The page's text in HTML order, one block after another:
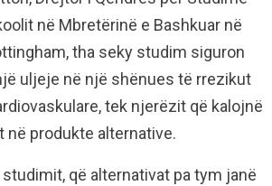
në Mbretërinë e Bashkuar në
tha seky studim siguron
uljeje në një shënues të rrezikut
tek njerëzit që kalojnë
në produkte alternative.
studimit, që alternativat pa tym janë